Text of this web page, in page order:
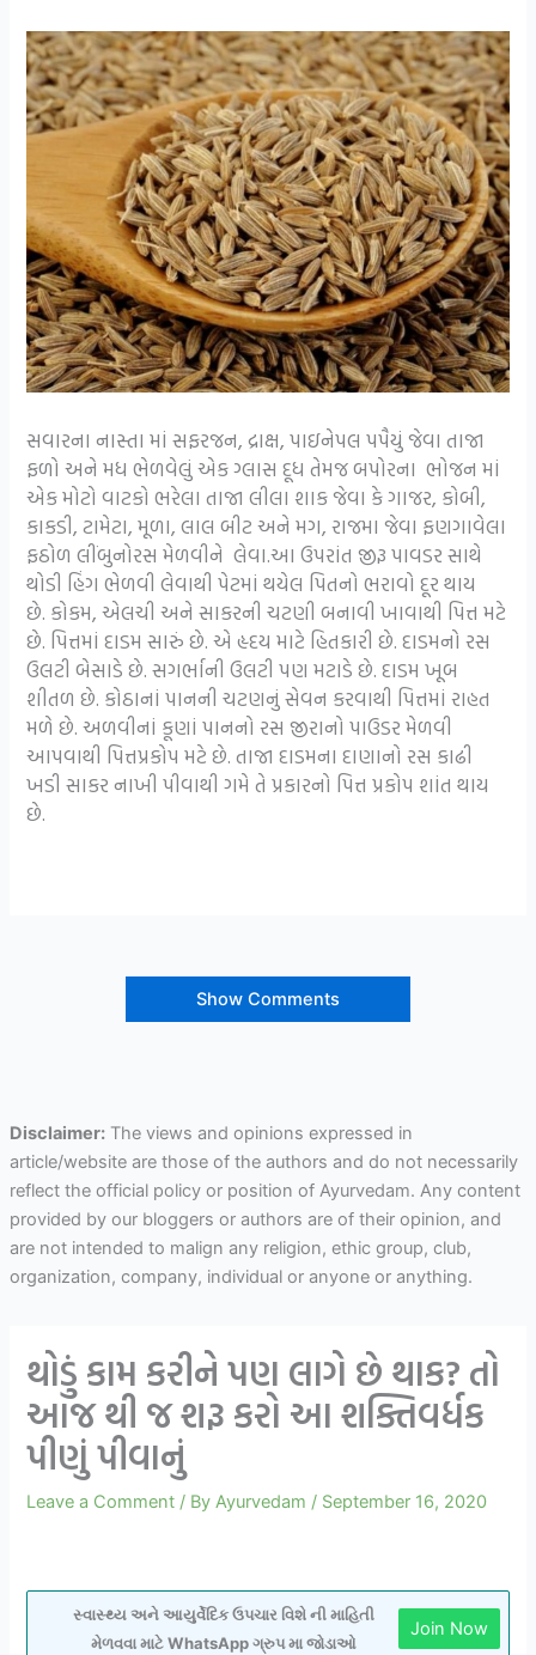
સવારના નાસ્તા માં સફરજન, દ્રાક્ષ, પાઇનેપલ પપૈયું જેવા તાજા
ફળો અને મધ ભેળવેલું એક ગ્લાસ દૂધ તેમજ બપોરના ભોજન માં
એક મોટો વાટકો ભરેલા તાજા લીલા શાક જેવા કે ગાજર, કોબી,
કાકડી, ટામેટા, મૂળા, લાલ બીટ અને મગ, રાજમા જેવા ફણગાવેલા
ફઠોળ લીંબુનોરસ મેળવીને લેવા.આ ઉપરાંત જીરૂ પાવડર સાથે
થોડી હિંગ ભેળવી લેવાથી પેટમાં થયેલ પિતનો ભરાવો દૂર થાય
છે. કોકમ, એલચી અને સાકરની ચટણી બનાવી ખાવાથી પિત્ત મટે
છે. પિત્તમાં દાડમ સારું છે. એ હૃદય માટે હિતકારી છે. દાડમનો રસ
ઉલટી બેસાડે છે. સગર્ભાની ઉલટી પણ મટાડે છે. દાડમ ખૂબ
શીતળ છે. કોઠાનાં પાનની ચટણનું સેવન કરવાથી પિત્તમાં રાહત
મળે છે. અળવીનાં કૂણાં પાનનો રસ જીરાનો પાઉડર મેળવી
આપવાથી પિત્તપ્રકોપ મટે છે. તાજા દાડમના દાણાનો રસ કાઢી
ખડી સાકર નાખી પીવાથી ગમે તે પ્રકારનો પિત્ત પ્રકોપ શાંત થાય
છે.
Show Comments
Disclaimer:The views and opinions expressed in
article/website are those of the authors and do not necessarily
reflect the official policy or position of Ayurvedam. Any content
provided by our bloggers or authors are of their opinion, and
are not intended to malign any religion, ethic group, club,
organization, company, individual or anyone or anything.
થોડું કામ કરીને પણ લાગે છે થાક? તો
આજ થી જ શરૂ કરો આ શક્તિવર્ધક
પીણું પીવાનું
Leave a Comment / ByAyurvedam / September 16, 2020
સ્વાસ્થ્ય અને આયુર્વેદિક ઉપચાર વિશે ની માહિતી
મેળવવા માટે WhatsApp ગ્રુપ મા જોડાઓ
Join Now